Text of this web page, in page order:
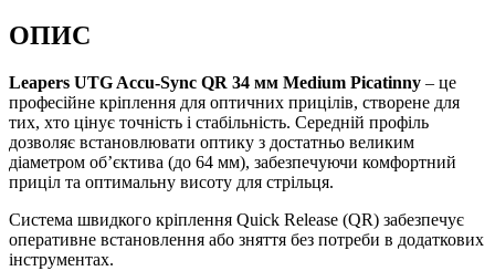
ОПИС
Leapers UTG Accu-Sync QR 34 мм Medium Picatinny – це
професійне кріплення для оптичних прицілів, створене для
тих, хто цінує точність і стабільність. Середній профіль
дозволяє встановлювати оптику з достатньо великим
діаметром об’єктива (до 64 мм), забезпечуючи комфортний
приціл та оптимальну висоту для стрільця.
Система швидкого кріплення Quick Release (QR) забезпечує
оперативне встановлення або зняття без потреби в додаткових
інструментах.